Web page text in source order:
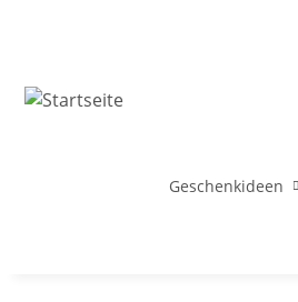
Geschenkideen